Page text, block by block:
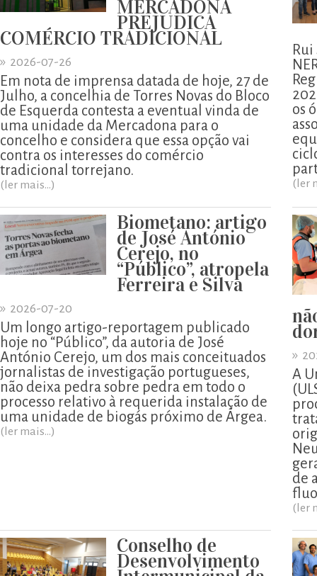
MERCADONA
PREJUDICA
COMÉRCIO TRADICIONAL
» 2026-07-26
Em nota de imprensa datada de hoje, 27 de
Julho, a concelhia de Torres Novas do Bloco
de Esquerda contesta a eventual vinda de
uma unidade da Mercadona para o
concelho e considera que essa opção vai
contra os interesses do comércio
tradicional torrejano.
(ler mais...)
os
(ler
Biometano: artigo
de José António
Cerejo, no
“Público”, atropela
Ferreira e Silva
» 2026-07-20
Um longo artigo-reportagem publicado
hoje no “Público”, da autoria de José
António Cerejo, um dos mais conceituados
jornalistas de investigação portugueses,
não deixa pedra sobre pedra em todo o
processo relativo à requerida instalação de
uma unidade de biogás próximo de Árgea.
(ler mais...)
»
A
de
(ler
Conselho de
Desenvolvimento